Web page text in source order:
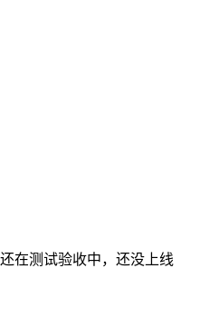
在测试验收中，还没上线